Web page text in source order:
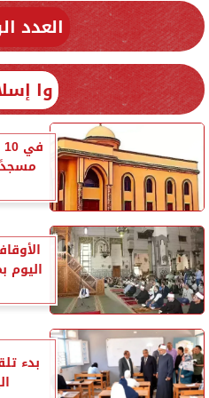
العدد
وا
اليوم
بدء